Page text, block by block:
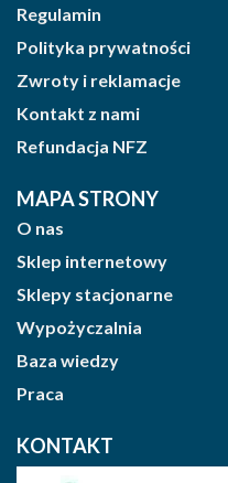
Regulamin
Polityka prywatności
Zwroty i reklamacje
Kontakt z nami
Refundacja NFZ
MAPA STRONY
O nas
Sklep internetowy
Sklepy stacjonarne
Wypożyczalnia
Baza wiedzy
Praca
KONTAKT